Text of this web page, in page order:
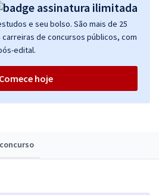
e seu bolso. São mais de 25
de concursos públicos, com
edital.
Comece hoje